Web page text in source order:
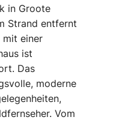
in Groote
Strand entfernt
mit einer
ist
Das
moderne
Vom